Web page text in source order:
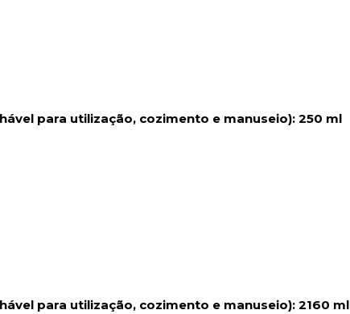
para utilização, cozimento e manuseio): 250 ml
para utilização, cozimento e manuseio): 2160 ml